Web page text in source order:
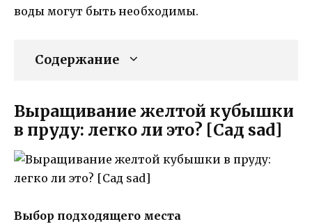
воды могут быть необходимы.
Содержание
Выращивание желтой кубышки
в пруду: легко ли это? [Сад sad]
Выбор подходящего места